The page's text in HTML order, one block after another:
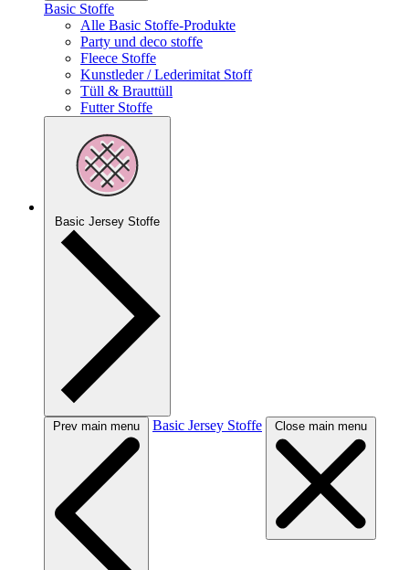
Basic Stoffe
Alle Basic Stoffe-Produkte
Party und deco stoffe
Fleece Stoffe
Kunstleder / Lederimitat Stoff
Tüll & Brauttüll
Futter Stoffe
Basic Jersey Stoffe
Prev main menu Basic Jersey Stoffe Close main menu